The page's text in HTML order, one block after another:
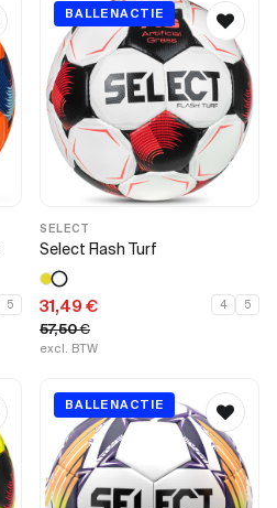
5
BALLENACTIE
SELECT
Select Flash Turf
31,49 €
57,50€
excl. BTW
4 5
BALLENACTIE